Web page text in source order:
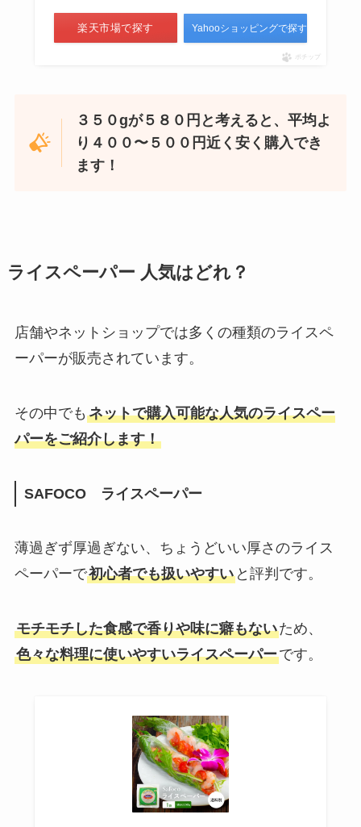
楽天市場で探す Yahooショッピングで探す
ポチップ
３５０gが５８０円と考えると、平均よ
り４００〜５００円近く安く購入でき
ます！
ライスペーパー 人気はどれ？
店舗やネットショップでは多くの種類のライスペ
ーパーが販売されています。
その中でも ネットで購入可能な人気のライスペー
パーをご紹介します！
SAFOCO ライスペーパー
薄過ぎず厚過ぎない、ちょうどいい厚さのライス
ペーパーで初心者でも扱いやすいと評判です。
モチモチした食感で香りや味に癖もないため、
色々な料理に使いやすいライスペーパーです。